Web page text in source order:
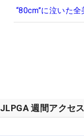
“80cm”に泣いた
JLPGA 週間アクセ